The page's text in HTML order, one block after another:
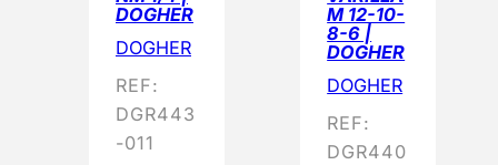
O
M
Ã
DOGHER
DOGHER
REF:
DGR443
-011
O
M
Ç
O
M 12-10-
8-6 |
DOGHER
DOGHER
REF:
DGR440